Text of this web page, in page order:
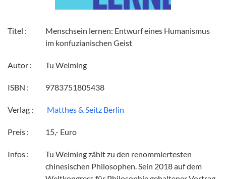
Titel :
Menschsein lernen: Entwurf eines Humanismus
im konfuzianischen Geist
Autor : Tu Weiming
ISBN : 9783751805438
Verlag : ‎ Matthes & Seitz Berlin
Preis : 15,- Euro
Infos :
Tu Weiming zählt zu den renommiertesten
chinesischen Philosophen. Sein 2018 auf dem